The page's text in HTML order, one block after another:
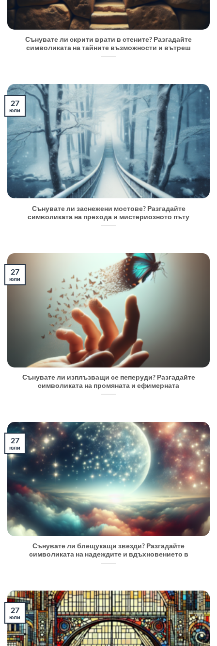
Сънувате ли скрити врати в стените? Разгадайте
символиката на тайните възможности и вътреш
Сънувате ли заснежени мостове? Разгадайте
символиката на прехода и мистериозното пъту
27
юли
Сънувате ли изплъзващи се пеперуди? Разгадайте
символиката на промяната и ефимерната
27
юли
Сънувате ли блещукащи звезди? Разгадайте
символиката на надеждите и вдъхновението в
27
юли
27
юли